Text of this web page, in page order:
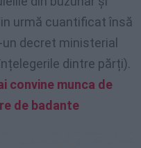
urmă cuantificat însă
decret ministerial
dintre părți).
convine munca de
de badante